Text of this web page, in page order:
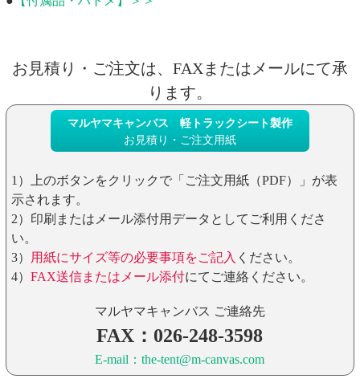
お見積り・ご注文は、FAXまたはメールにて承
ります。
マルヤマキャンバス 軽トラックシート製作
お見積り・ご注文用紙
1）上のボタンをクリックで「ご注文用紙（PDF）」が表
示されます。
2）印刷またはメール添付用データとしてご利用くださ
い。
3）
用紙にサイズ等の必要事項をご記入 ください。
4）FAX送信またはメール添付にてご連絡ください。
マルヤマキャンバス ご連絡先
FAX：026-248-3598
E-mail：the-tent@m-canvas.com